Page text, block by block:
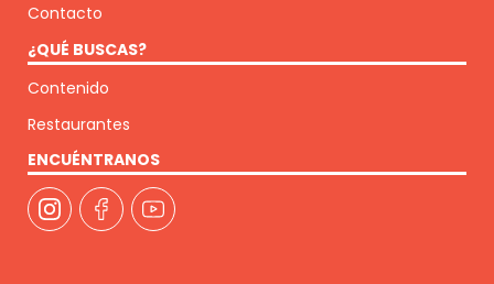
Contacto
¿QUÉ BUSCAS?
Contenido
Restaurantes
ENCUÉNTRANOS